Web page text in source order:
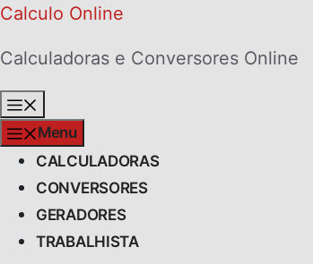
Skip
content
Calculo Online
Calculadoras e Conversores Online
Menu
CALCULADORAS
CONVERSORES
GERADORES
TRABALHISTA